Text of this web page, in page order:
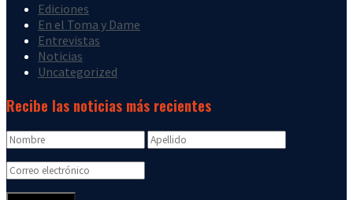
Ediciones
En el Toma y Dame
Entrevistas
Noticias
Uncategorized
Recibe las noticias más recientes